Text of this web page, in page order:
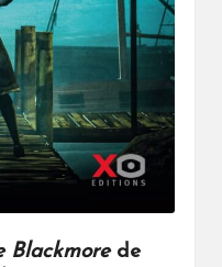
Blackmorede